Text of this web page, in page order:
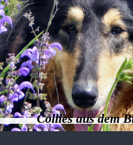
Collies aus dem